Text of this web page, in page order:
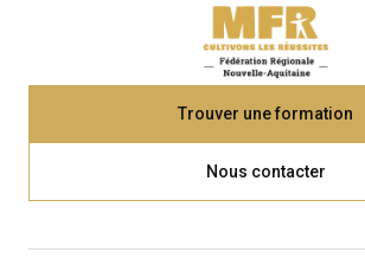
Trouver une formation
Nous contacter